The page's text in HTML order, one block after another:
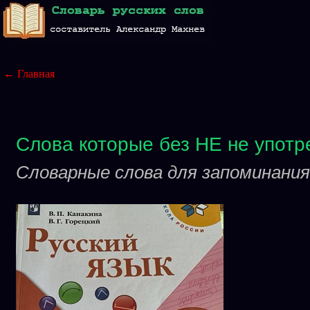
← Главная
Слова которые без НЕ не
Словарные слова для запоминания